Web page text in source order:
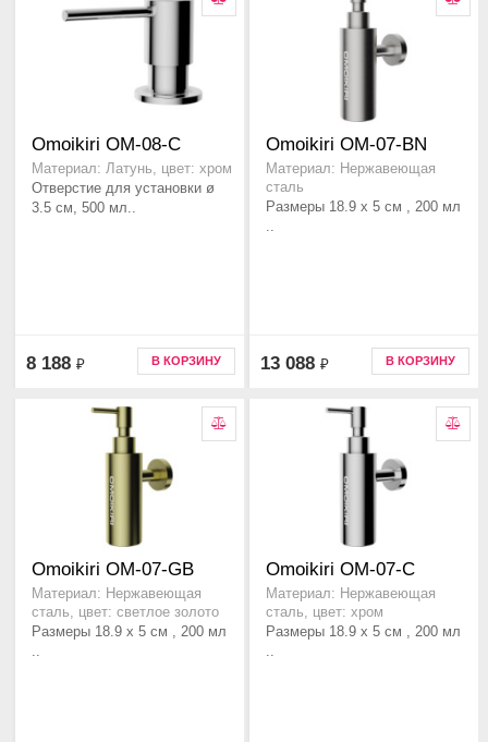
Omoikiri OM-08-C
Материал: Латунь, цвет: хром
Отверстие для установки ø
3.5 см, 500 мл..
8 188 ₽ В КОРЗИНУ
Omoikiri OM-07-BN
Материал: Нержавеющая
сталь
Размеры 18.9 x 5 см , 200 мл
..
13 088 ₽ В КОРЗИНУ
Omoikiri OM-07-GB
Материал: Нержавеющая
сталь, цвет: светлое золото
Размеры 18.9 x 5 см , 200 мл
..
Omoikiri OM-07-C
Материал: Нержавеющая
сталь, цвет: хром
Размеры 18.9 x 5 см , 200 мл
..